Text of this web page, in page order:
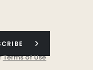
Terms of Use